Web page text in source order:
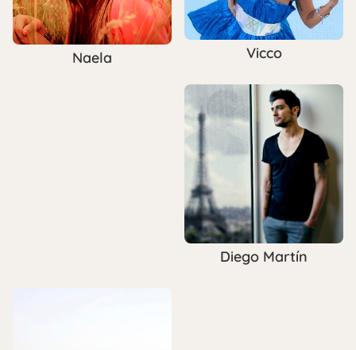
Naela Vicco
Diego Martín